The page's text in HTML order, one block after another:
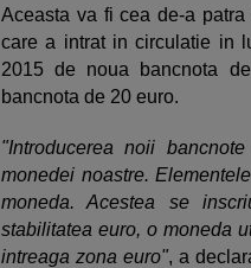
Aceasta va fi cea de-a
care a intrat in circulatie in
2015 de noua bancnota
bancnota de 20 euro.
"Introducerea noii
monedei noastre.
moneda. Acestea se
stabilitatea euro, o moneda
intreaga zona euro", a